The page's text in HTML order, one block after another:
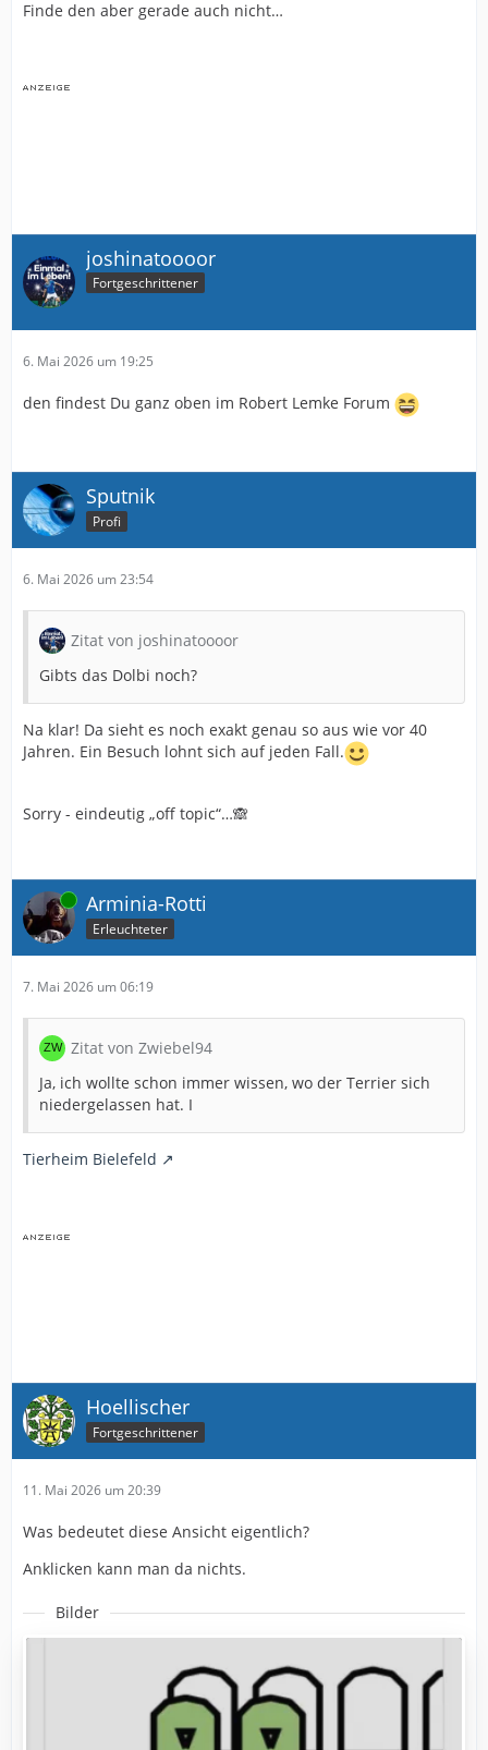
Finde den aber gerade auch nicht…
joshinatoooor
Fortgeschrittener
6. Mai 2026 um 19:25
den findest Du ganz oben im Robert Lemke Forum
Sputnik
Profi
6. Mai 2026 um 23:54
Zitat von joshinatoooor
Gibts das Dolbi noch?
Na klar! Da sieht es noch exakt genau so aus wie vor 40
Jahren. Ein Besuch lohnt sich auf jeden Fall.
Sorry - eindeutig „off topic“…🙈
Online Arminia-Rotti
Erleuchteter
7. Mai 2026 um 06:19
Zitat von Zwiebel94
Ja, ich wollte schon immer wissen, wo der Terrier sich
niedergelassen hat. I
Tierheim Bielefeld
Hoellischer
Fortgeschrittener
11. Mai 2026 um 20:39
Was bedeutet diese Ansicht eigentlich?
Anklicken kann man da nichts.
Bilder